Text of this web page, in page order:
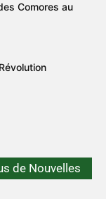
Comores au
de Nouvelles